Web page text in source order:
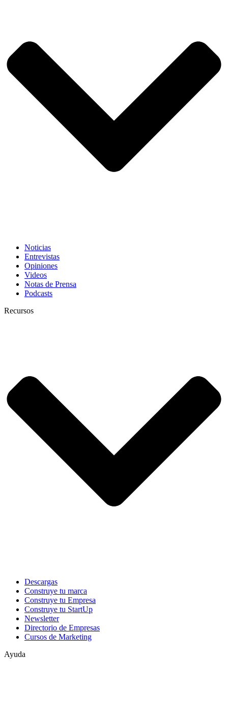
Noticias
Entrevistas
Opiniones
Videos
Notas de Prensa
Podcasts
Recursos
Descargas
Construye tu marca
Construye tu Empresa
Construye tu StartUp
Newsletter
Directorio de Empresas
Cursos de Marketing
Ayuda